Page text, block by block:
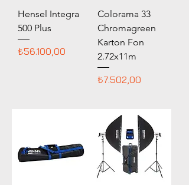
Hensel Integra
500 Plus
Fiyat
₺56.100,00
Colorama 33
Chromagreen
Karton Fon
2.72x11m
Fiyat
₺7.502,00